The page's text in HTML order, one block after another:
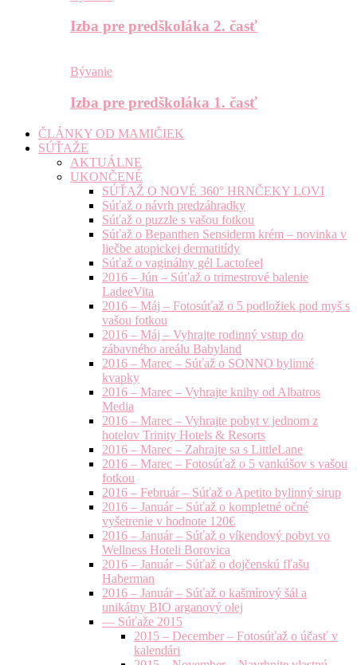
Izba pre predškoláka 2. časť
Bývanie
Izba pre predškoláka 1. časť
ČLÁNKY OD MAMIČIEK
SÚŤAŽE
AKTUÁLNE
UKONČENÉ
SÚŤAŽ O NOVÉ 360° HRNČEKY LOVI
Súťaž o návrh predzáhradky
Súťaž o puzzle s vašou fotkou
Súťaž o Bepanthen Sensiderm krém – novinka v
liečbe atopickej dermatitídy
Súťaž o vaginálny gél Lactofeel
2016 – Jún – Súťaž o trimestrové balenie
LadeeVita
2016 – Máj – Fotosúťaž o 5 podložiek pod myš s
vašou fotkou
2016 – Máj – Vyhrajte rodinný vstup do
zábavného areálu Babyland
2016 – Marec – Súťaž o SONNO bylinné
kvapky
2016 – Marec – Vyhrajte knihy od Albatros
Media
2016 – Marec – Vyhrajte pobyt v jednom z
hotelov Trinity Hotels & Resorts
2016 – Marec – Zahrajte sa s LittleLane
2016 – Marec – Fotosúťaž o 5 vankúšov s vašou
fotkou
2016 – Február – Súťaž o Apetito bylinný sirup
2016 – Január – Súťaž o kompletné očné
vyšetrenie v hodnote 120€
2016 – Január – Súťaž o víkendový pobyt vo
Wellness Hoteli Borovica
2016 – Január – Súťaž o dojčenskú fľašu
Haberman
2016 – Január – Súťaž o kašmírový šál a
unikátny BIO arganový olej
— Súťaže 2015
2015 – December – Fotosúťaž o účasť v
kalendári